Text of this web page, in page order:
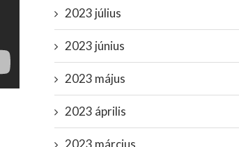
2023 július
2023 június
2023 május
2023 április
2023 március